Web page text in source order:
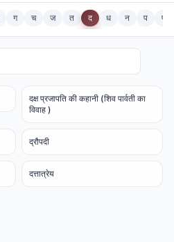
ग च ज त द ध न प फ
दक्ष प्रजापति की कहानी (शिव पार्वती का
विवाह )
द्रौपदी
दत्तात्रेय